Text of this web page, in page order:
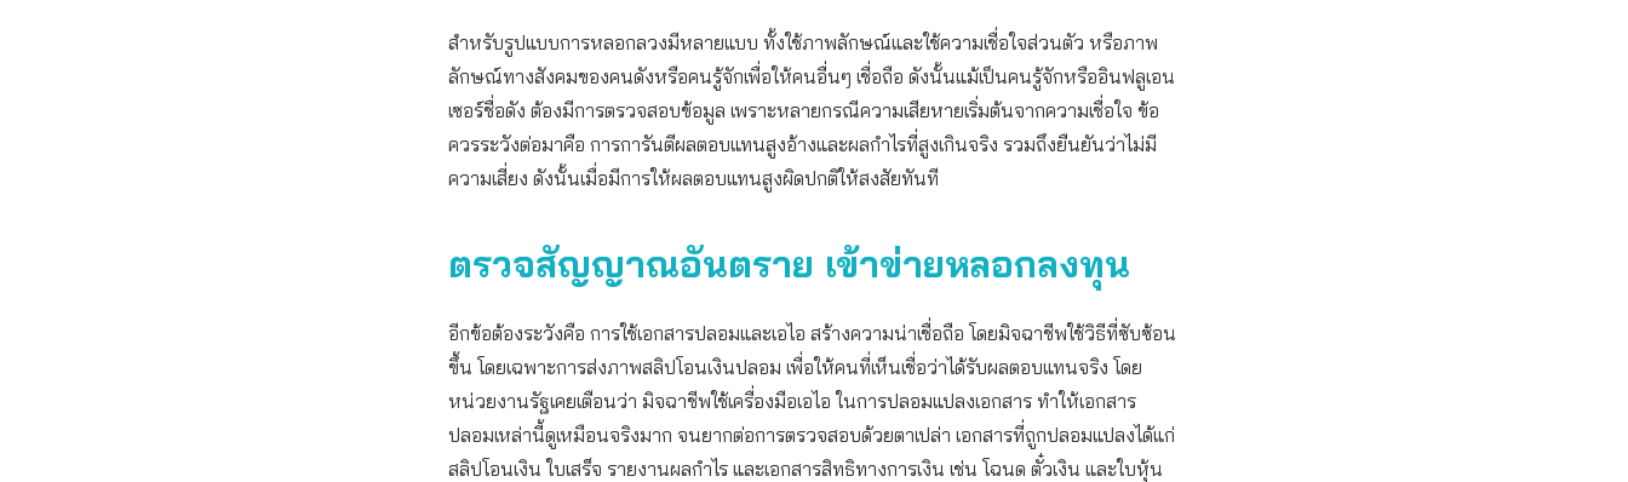
สำหรับรูปแบบการหลอกลวงมีหลายแบบ ทั้งใช้ภาพลักษณ์และใช้ความเชื่อใจส่วนตัว หรือภาพ
ลักษณ์ทางสังคมของคนดังหรือคนรู้จักเพื่อให้คนอื่นๆ เชื่อถือ ดังนั้นแม้เป็นคนรู้จักหรืออินฟลูเอน
เซอร์ชื่อดัง ต้องมีการตรวจสอบข้อมูล เพราะหลายกรณีความเสียหายเริ่มต้นจากความเชื่อใจ ข้อ
ควรระวังต่อมาคือ การการันตีผลตอบแทนสูงอ้างและผลกำไรที่สูงเกินจริง รวมถึงยืนยันว่าไม่มี
ความเสี่ยง ดังนั้นเมื่อมีการให้ผลตอบแทนสูงผิดปกติให้สงสัยทันที
ตรวจสัญญาณอันตราย เข้าข่ายหลอกลงทุน
อีกข้อต้องระวังคือ การใช้เอกสารปลอมและเอไอ สร้างความน่าเชื่อถือ โดยมิจฉาชีพใช้วิธีที่ซับซ้อน
ขึ้น โดยเฉพาะการส่งภาพสลิปโอนเงินปลอม เพื่อให้คนที่เห็นเชื่อว่าได้รับผลตอบแทนจริง โดย
หน่วยงานรัฐเคยเตือนว่า มิจฉาชีพใช้เครื่องมือเอไอ ในการปลอมแปลงเอกสาร ทำให้เอกสาร
ปลอมเหล่านี้ดูเหมือนจริงมาก จนยากต่อการตรวจสอบด้วยตาเปล่า เอกสารที่ถูกปลอมแปลงได้แก่
สลิปโอนเงิน ใบเสร็จ รายงานผลกำไร และเอกสารสิทธิทางการเงิน เช่น โฉนด ตั๋วเงิน และใบหุ้น